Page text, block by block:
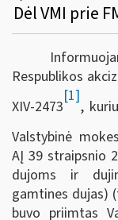
Respublikos
XIV-2473
[1]
,
Valstybinė
AĮ 39 straipsnio
dujoms ir
gamtines dujas)
buvo priimtas